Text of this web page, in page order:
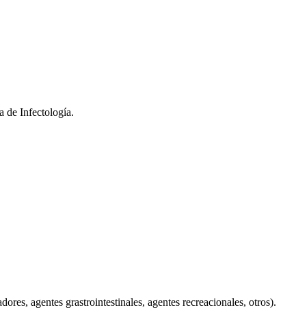
de Infectología.
agentes grastrointestinales, agentes recreacionales, otros).